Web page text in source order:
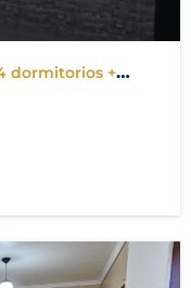
dormitorios +